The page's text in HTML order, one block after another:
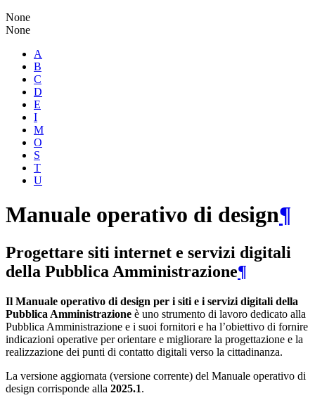
None
None
A
B
C
D
E
I
M
O
S
T
U
Manuale operativo di design¶
Progettare siti internet e servizi digitali
della Pubblica Amministrazione¶
Il Manuale operativo di design per i siti e i servizi digitali della
Pubblica Amministrazione è uno strumento di lavoro dedicato alla
Pubblica Amministrazione e i suoi fornitori e ha l’obiettivo di fornire
indicazioni operative per orientare e migliorare la progettazione e la
realizzazione dei punti di contatto digitali verso la cittadinanza.
La versione aggiornata (versione corrente) del Manuale operativo di
design corrisponde alla 2025.1.